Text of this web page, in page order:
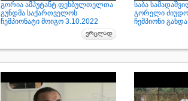
გორია ამპუტანტ ფეხბულთელთა
გუნდმა საქართველოს
ჩემპიონატი მოიგო 3.10.2022
საბა
გორელი
ჩემპიონი